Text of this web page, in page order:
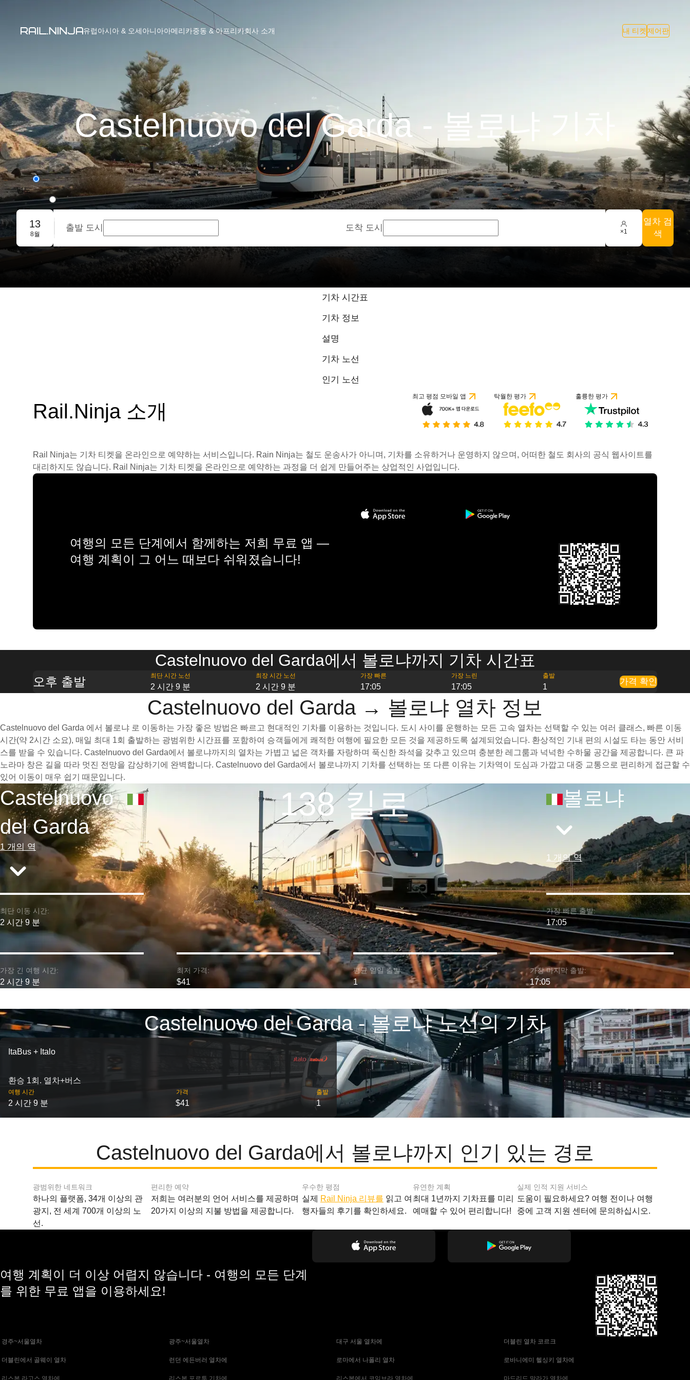
유럽아시아 & 오세아니아아메리카중동 & 아프리카회사 소개 내 티켓 제어판
Castelnuovo del Garda - 볼로냐 기차
편도
왕복
단체 예약
13
8월
출발 도시 도착 도시 ×1
열차 검
색
기차 시간표
기차 정보
설명
기차 노선
인기 노선
Rail.Ninja 소개
최고 평점 모바일 앱 탁월한 평가 훌륭한 평가
Rail Ninja는 기차 티켓을 온라인으로 예약하는 서비스입니다. Rain Ninja는 철도 운송사가 아니며, 기차를 소유하거나 운영하지 않으며, 어떠한 철도 회사의 공식 웹사이트를
대리하지도 않습니다. Rail Ninja는 기차 티켓을 온라인으로 예약하는 과정을 더 쉽게 만들어주는 상업적인 사업입니다.
여행의 모든 단계에서 함께하는 저희 무료 앱 —
여행 계획이 그 어느 때보다 쉬워졌습니다!
Castelnuovo del Garda에서 볼로냐까지 기차 시간표
오후 출발 최단 시간 노선
2 시간 9 분
최장 시간 노선
2 시간 9 분
가장 빠른
17:05
가장 느린
17:05
출발
1
가격 확인
Castelnuovo del Garda → 볼로냐 열차 정보
Castelnuovo del Garda 에서 볼로냐 로 이동하는 가장 좋은 방법은 빠르고 현대적인 기차를 이용하는 것입니다. 도시 사이를 운행하는 모든 고속 열차는 선택할 수 있는 여러 클래스, 빠른 이동
시간(약 2시간 소요), 매일 최대 1회 출발하는 광범위한 시간표를 포함하여 승객들에게 쾌적한 여행에 필요한 모든 것을 제공하도록 설계되었습니다. 환상적인 기내 편의 시설도 타는 동안 서비
스를 받을 수 있습니다. Castelnuovo del Garda에서 볼로냐까지의 열차는 가볍고 넓은 객차를 자랑하며 푹신한 좌석을 갖추고 있으며 충분한 레그룸과 넉넉한 수하물 공간을 제공합니다. 큰 파
노라마 창은 길을 따라 멋진 전망을 감상하기에 완벽합니다. Castelnuovo del Garda에서 볼로냐까지 기차를 선택하는 또 다른 이유는 기차역이 도심과 가깝고 대중 교통으로 편리하게 접근할 수
있어 이동이 매우 쉽기 때문입니다.
Castelnuovo
del Garda
1 개의 역
138 킬로 볼로냐
1 개의 역
최단 이동 시간:
2 시간 9 분
가장 빠른 출발:
17:05
가장 긴 여행 시간:
2 시간 9 분
최저 가격:
$41
평균 일일 출발:
1
가장 마지막 출발:
17:05
Castelnuovo del Garda - 볼로냐 노선의 기차
ItaBus + Italo
환승 1회. 열차+버스
여행 시간
2 시간 9 분
가격
$41
출발
1
Castelnuovo del Garda에서 볼로냐까지 인기 있는 경로
광범위한 네트워크
하나의 플랫폼, 34개 이상의 관
광지, 전 세계 700개 이상의 노
선.
편리한 예약
저희는 여러분의 언어 서비스를 제공하며
20가지 이상의 지불 방법을 제공합니다.
우수한 평점
실제 Rail Ninja 리뷰를 읽고 여
행자들의 후기를 확인하세요.
유연한 계획
최대 1년까지 기차표를 미리
예매할 수 있어 편리합니다!
실제 인적 지원 서비스
도움이 필요하세요? 여행 전이나 여행
중에 고객 지원 센터에 문의하십시오.
여행 계획이 더 이상 어렵지 않습니다 - 여행의 모든 단계
를 위한 무료 앱을 이용하세요!
경주~서울열차 광주~서울열차 대구 서울 열차에 더블린 열차 코르크
더블린에서 골웨이 열차 런던 에든버러 열차에 로마에서 나폴리 열차 로바니에미 헬싱키 열차에
리스본 라고스 열차에 리스본 포르투 기차에 리스본에서 코임브라 열차에 마드리드 말라가 열차에